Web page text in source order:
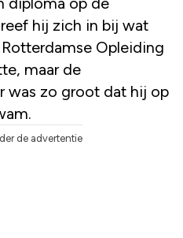
hij zich in bij wat
Opleiding
maar de
was zo groot dat hij op
de advertentie